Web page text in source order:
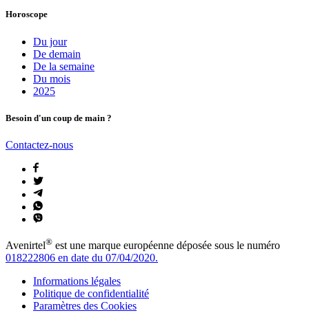
Horoscope
Du jour
De demain
De la semaine
Du mois
2025
Besoin d'un coup de main ?
Contactez-nous
Avenirtel® est une marque européenne déposée sous le numéro
018222806 en date du 07/04/2020.
Informations légales
Politique de confidentialité
Paramètres des Cookies